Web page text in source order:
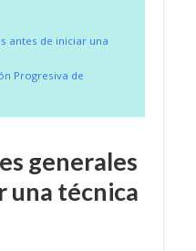
antes de iniciar una
Progresiva de
generales
una técnica